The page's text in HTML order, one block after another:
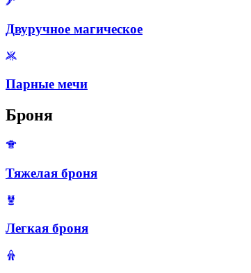
Двуручное магическое
Парные мечи
Броня
Тяжелая броня
Легкая броня